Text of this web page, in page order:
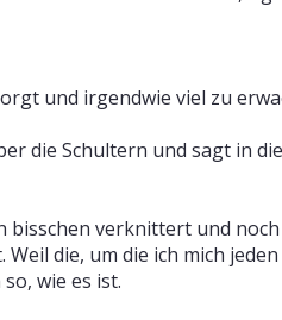
und irgendwie viel zu
die Schultern und sagt in
verknittert und
die, um die ich mich
wie es ist.